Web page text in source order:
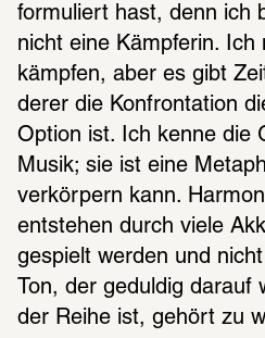
formuliert hast, denn ich
nicht eine Kämpferin. Ich
kämpfen, aber es gibt
derer die Konfrontation
Option ist. Ich kenne die
Musik; sie ist eine
verkörpern kann.
entstehen durch viele
gespielt werden und
Ton, der geduldig
der Reihe ist, gehört zu